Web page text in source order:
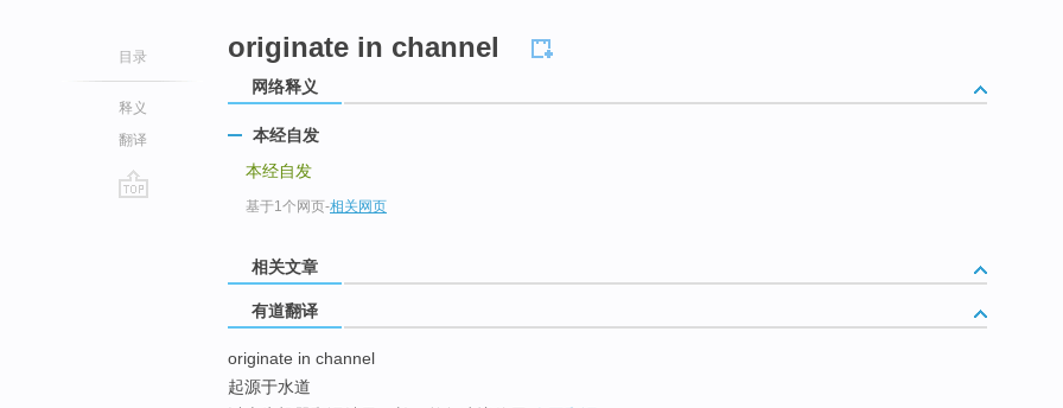
目录
释义
翻译
originate in channel
网络释义
本经自发
本经自发
基于1个网页-相关网页
相关文章
有道翻译
originate in channel
起源于水道